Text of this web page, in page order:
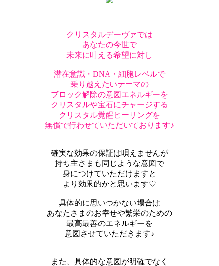
クリスタルデーヴァでは
あなたの今世で
未来に叶える希望に対し
潜在意識・DNA・細胞レベルで
乗り越えたいテーマの
ブロック解除の意図エネルギーを
クリスタルや宝石にチャージする
クリスタル覚醒ヒーリングを
無償で行わせていただいております♪
確実な効果の保証は唄えませんが
持ち主さまも同じような意図で
身につけていただけますと
より効果的かと思います♡
具体的に思いつかない場合は
あなたさまのお幸せや繁栄のための
最高最善のエネルギーを
意図させていただきます♪
また、具体的な意図が明確でなく